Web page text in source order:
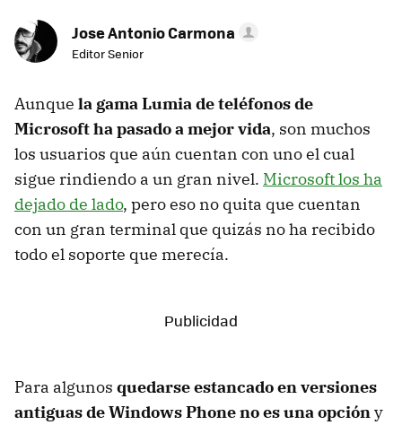
Jose Antonio Carmona
Editor Senior
Aunque la gama Lumia de teléfonos de
Microsoft ha pasado a mejor vida, son muchos
los usuarios que aún cuentan con uno el cual
sigue rindiendo a un gran nivel. Microsoft los ha
dejado de lado, pero eso no quita que cuentan
con un gran terminal que quizás no ha recibido
todo el soporte que merecía.
Para algunos quedarse estancado en versiones
antiguas de Windows Phone no es una opcióny